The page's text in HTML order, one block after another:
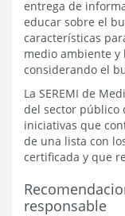
entrega de
educar sobre el
características
medio ambiente y
considerando el
La SEREMI de
del sector público
iniciativas que
de una lista con
certificada y que
responsable